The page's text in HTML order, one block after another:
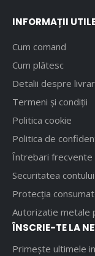
INFORMAȚII
Cum comand
Cum plătesc
Detalii despre
Termeni și condiții
Politica cookie
Politica de
Întrebari frecvente
Securitatea contului
Protecția
Autorizatie metale
ÎNSCRIE-TE LA
Primește ultimele